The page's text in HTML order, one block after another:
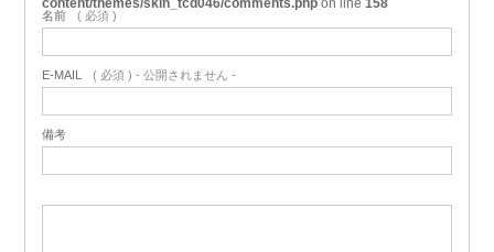
名前 ( 必須 )
E-MAIL ( 必須 ) - 公開されません -
備考